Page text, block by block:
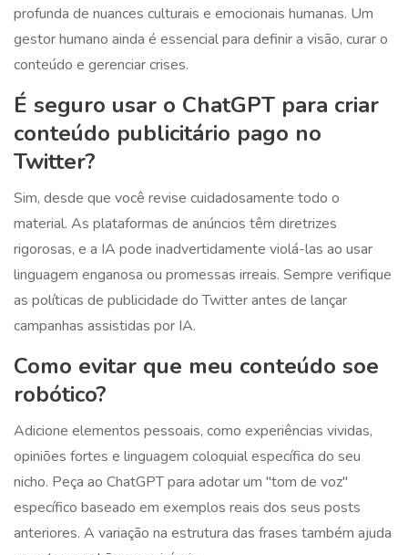
profunda de nuances culturais e emocionais humanas. Um
gestor humano ainda é essencial para definir a visão, curar o
conteúdo e gerenciar crises.
É seguro usar o ChatGPT para criar
conteúdo publicitário pago no
Twitter?
Sim, desde que você revise cuidadosamente todo o
material. As plataformas de anúncios têm diretrizes
rigorosas, e a IA pode inadvertidamente violá-las ao usar
linguagem enganosa ou promessas irreais. Sempre verifique
as políticas de publicidade do Twitter antes de lançar
campanhas assistidas por IA.
Como evitar que meu conteúdo soe
robótico?
Adicione elementos pessoais, como experiências vividas,
opiniões fortes e linguagem coloquial específica do seu
nicho. Peça ao ChatGPT para adotar um "tom de voz"
específico baseado em exemplos reais dos seus posts
anteriores. A variação na estrutura das frases também ajuda